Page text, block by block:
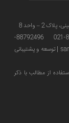
| کدپستی: 1434734368 | تلفن: 88770586-021 88792496-
توسعه و پشتیبانی
از مطالب با ذكر